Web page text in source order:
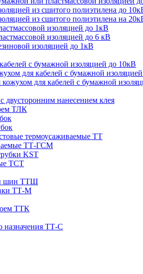
из сшитого полиэтилена до
из сшитого полиэтилена на
изоляцией до 1кВ
изоляцией до 6 кВ
изоляцией до 1кВ
с бумажной изоляцией до 10кВ
для кабелей с бумажной
для кабелей с бумажной
двусторонним нанесением клея
ТЛК
термоусаживаемые ТТ
ТТ-ГСМ
KST
ТСТ
шин ТТШ
ТТ-М
TТК
назначения ТТ-С